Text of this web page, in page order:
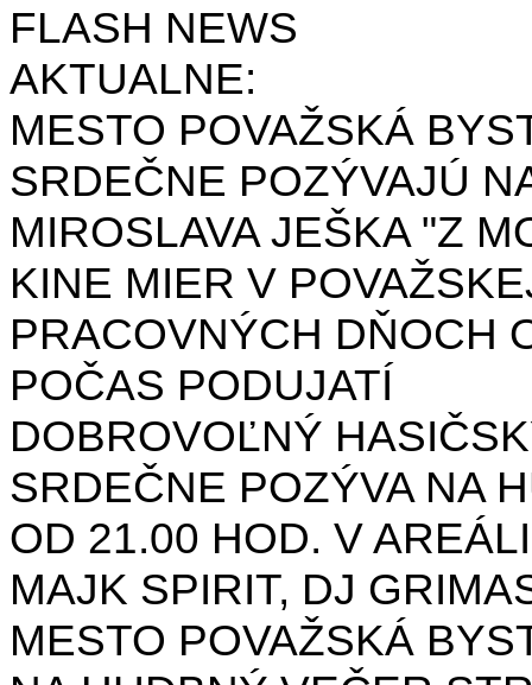
FLASH NEWS
AKTUALNE:
MESTO POVAŽSKÁ
SRDEČNE POZÝVAJÚ
MIROSLAVA JEŠKA "Z
KINE MIER V
PRACOVNÝCH DŇOCH
POČAS PODUJATÍ
DOBROVOĽNÝ
SRDEČNE POZÝVA NA
OD 21.00 HOD. V
MAJK SPIRIT, DJ
MESTO POVAŽSKÁ